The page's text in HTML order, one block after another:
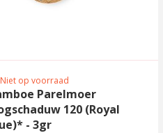
Niet op voorraad
Parelmoer
120 (Royal
- 3gr